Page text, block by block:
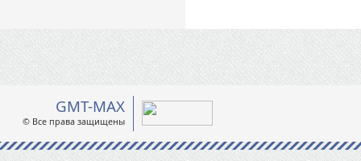
GMT-MAX
© Все права защищены